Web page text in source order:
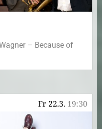
– Because of
Fr 22.3. 19:30